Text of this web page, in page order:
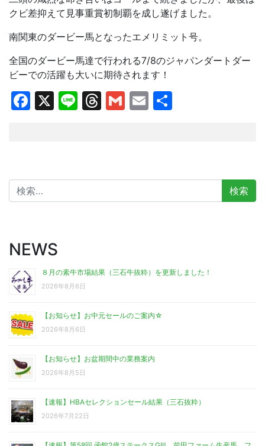
クビ差抑えて見事重賞初制覇を成し遂げました。
南関東のダービー馬となったエメリミット号。
全国のダービー馬達で行われる7/8のジャパンダートダー
ビーでの活躍も大いに期待されます！
Facebook
X LineThreads
Gmail
Email
検
索:
NEWS
８月の素牛市場結果（三石牛抜粋）を更新しました！
2026年8月6日
【お知らせ】お中元セールのご案内☆
2026年8月6日
【お知らせ】お盆期間中の業務案内
2026年8月5日
【速報】HBAセレクションセール結果（三石抜粋）
2026年7月22日